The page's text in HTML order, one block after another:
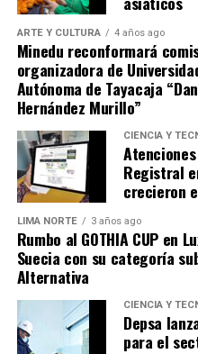
presiones por el mayor
«hay que abordarlas de
evitar que haya un
finanzas públicas»en la
Comparte esto:
ARTE Y CULTURA 4 años ago
Minedu reconformará
organizadora de
Autónoma de Tayacaja
Hernández Murillo”
CIENCIA Y
Registral
crecieron
LIMA NORTE 3 años ago
Rumbo al GOTHIA CUP en
Suecia con su categoría
Alternativa
CIENCIA Y
Depsa
para el